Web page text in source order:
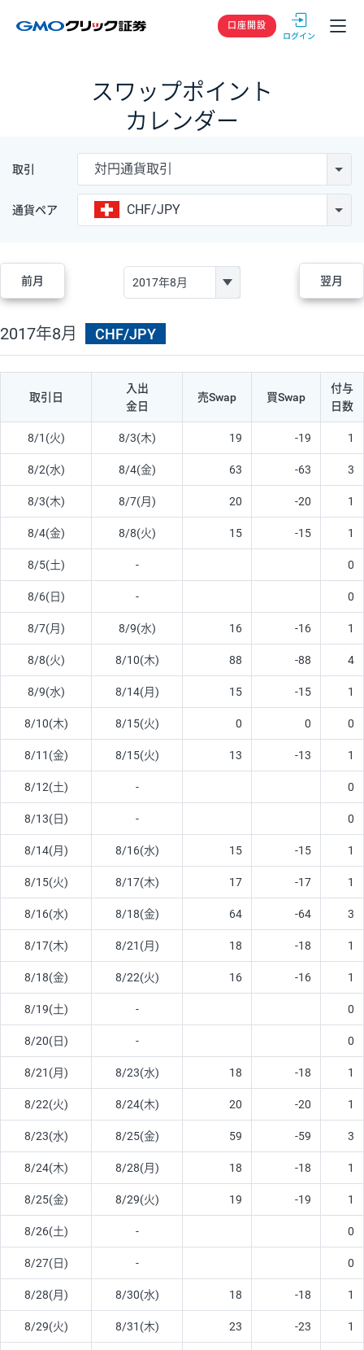
GMOクリック
口座開設
スワップポイント
カレンダー
取引 対円通貨取引
通貨ペア CHF/JPY
前月 翌月
2017年8月 CHF/JPY
取引日
入出
金日
売Swap 買Swap
付与
日数
8/1(火) 8/3(木) 19 -19 1
8/2(水) 8/4(金) 63 -63 3
8/3(木) 8/7(月) 20 -20 1
8/4(金) 8/8(火) 15 -15 1
8/5(土) - 0
8/6(日) - 0
8/7(月) 8/9(水) 16 -16 1
8/8(火) 8/10(木) 88 -88 4
8/9(水) 8/14(月) 15 -15 1
8/10(木) 8/15(火) 0 0 0
8/11(金) 8/15(火) 13 -13 1
8/12(土) - 0
8/13(日) - 0
8/14(月) 8/16(水) 15 -15 1
8/15(火) 8/17(木) 17 -17 1
8/16(水) 8/18(金) 64 -64 3
8/17(木) 8/21(月) 18 -18 1
8/18(金) 8/22(火) 16 -16 1
8/19(土) - 0
8/20(日) - 0
8/21(月) 8/23(水) 18 -18 1
8/22(火) 8/24(木) 20 -20 1
8/23(水) 8/25(金) 59 -59 3
8/24(木) 8/28(月) 18 -18 1
8/25(金) 8/29(火) 19 -19 1
8/26(土) - 0
8/27(日) - 0
8/28(月) 8/30(水) 18 -18 1
8/29(火) 8/31(木) 23 -23 1